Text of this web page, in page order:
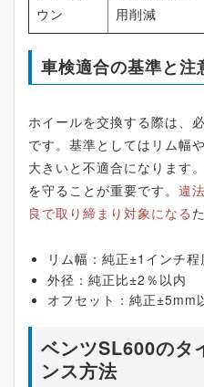
ウン
用削減
車検適合の基準と注
ホイールを交換する際は、
です。基準としてはリム幅
大きいと不適合になります。
を守ることが重要です。 違
良で取り締まり対象になる
リム幅：純正±1インチ
外径：純正比±2％以内
オフセット：純正±5mm
ベンツSL600のタ
ンス方法